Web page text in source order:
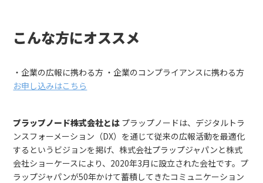
こんな方にオススメ
・企業の広報に携わる方 ・企業のコンプライアンスに携わる方
お申し込みはこちら
プラップノード株式会社とは プラップノードは、デジタルトラ
ンスフォーメーション（DX）を通じて従来の広報活動を最適化
するというビジョンを掲げ、株式会社プラップジャパンと株式
会社ショーケースにより、2020年3月に設立された会社です。プ
ラップジャパンが50年かけて蓄積してきたコミュニケーション